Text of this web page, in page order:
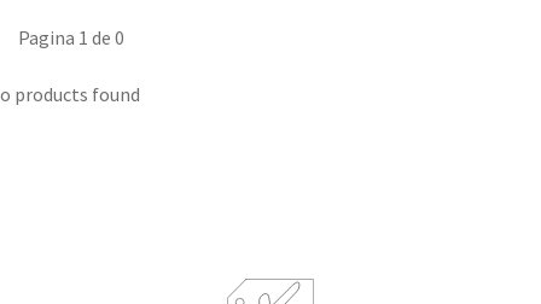
            [POST_COUNT] => 1
        )
Pagina 1 de 0
o products found